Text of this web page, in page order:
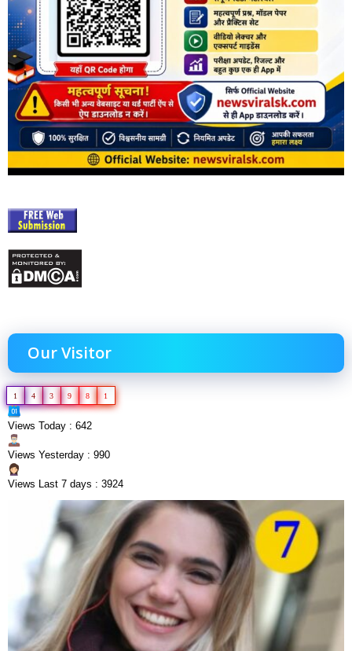
Our Visitor
1 4 3 9 8 1
Views Today : 642
Views Yesterday : 990
Views Last 7 days : 3924